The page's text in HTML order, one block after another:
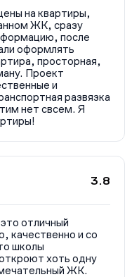
на квартиры,
ЖК, сразу
после
оформлять
просторная,
Проект
и
развязка
нет свсем. Я
3.8
отличный
качественно и со
школы
хоть одну
ЖК.